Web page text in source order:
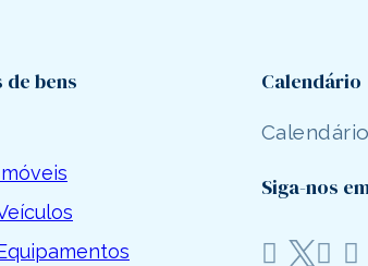
de bens Calendário
Siga-nos